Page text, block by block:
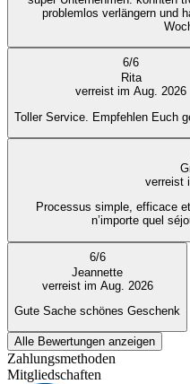
problemlos verlängern und
6/6
Rita
verreist im Aug. 2026
Toller Service. Empfehlen Euch
verreist
Processus simple, efficace
n’importe quel
6/6
Jeannette
verreist im Aug. 2026
Gute Sache schönes Geschenk
Alle Bewertungen anzeigen
Zahlungsmethoden
Mitgliedschaften